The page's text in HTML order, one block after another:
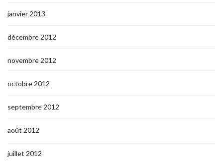
janvier 2013
décembre 2012
novembre 2012
octobre 2012
septembre 2012
août 2012
juillet 2012